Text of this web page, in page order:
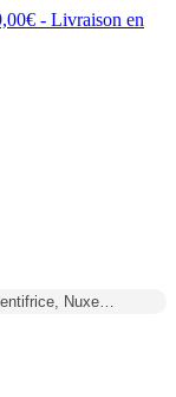
- Livraison en
Nuxe…